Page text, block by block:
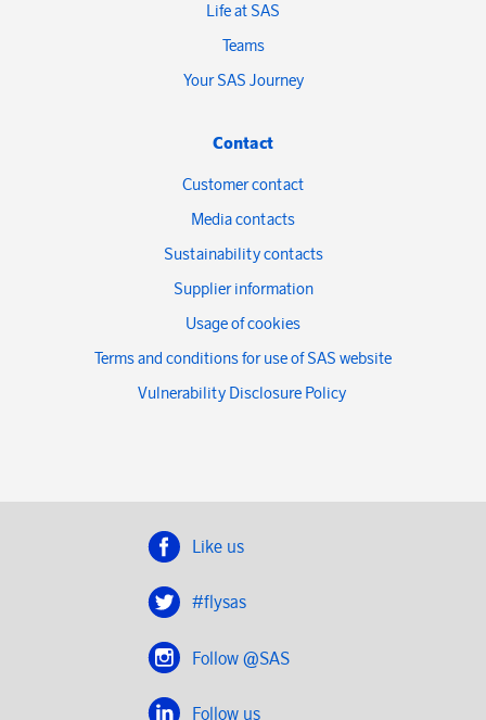
Life at SAS
Teams
Your SAS Journey
Contact
Customer contact
Media contacts
Sustainability contacts
Supplier information
Usage of cookies
Terms and conditions for use of SAS website
Vulnerability Disclosure Policy
Like us
#flysas
Follow @SAS
Follow us